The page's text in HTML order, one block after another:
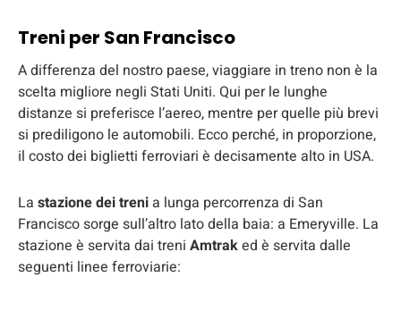
Treni per San Francisco
A differenza del nostro paese, viaggiare in treno non è la
scelta migliore negli Stati Uniti. Qui per le lunghe
distanze si preferisce l’aereo, mentre per quelle più brevi
si prediligono le automobili. Ecco perché, in proporzione,
il costo dei biglietti ferroviari è decisamente alto in USA.
La stazione dei treni a lunga percorrenza di San
Francisco sorge sull’altro lato della baia: a Emeryville. La
stazione è servita dai treni Amtraked è servita dalle
seguenti linee ferroviarie: